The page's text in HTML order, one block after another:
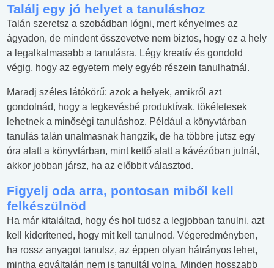
Találj egy jó helyet a tanuláshoz
Talán szeretsz a szobádban lógni, mert kényelmes az
ágyadon, de mindent összevetve nem biztos, hogy ez a hely
a legalkalmasabb a tanulásra. Légy kreatív és gondold
végig, hogy az egyetem mely egyéb részein tanulhatnál.
Maradj széles látókörű: azok a helyek, amikről azt
gondolnád, hogy a legkevésbé produktívak, tökéletesek
lehetnek a minőségi tanuláshoz. Például a könyvtárban
tanulás talán unalmasnak hangzik, de ha többre jutsz egy
óra alatt a könyvtárban, mint kettő alatt a kávézóban jutnál,
akkor jobban jársz, ha az előbbit választod.
Figyelj oda arra, pontosan miből kell
felkészülnöd
Ha már kitaláltad, hogy és hol tudsz a legjobban tanulni, azt
kell kiderítened, hogy mit kell tanulnod. Végeredményben,
ha rossz anyagot tanulsz, az éppen olyan hátrányos lehet,
mintha egyáltalán nem is tanultál volna. Minden hosszabb